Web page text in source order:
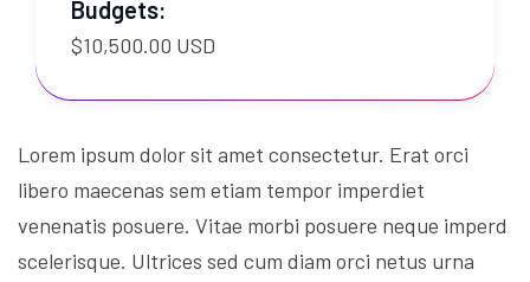
Budgets:
$10,500.00 USD
Lorem ipsum dolor sit amet consectetur. Erat orci
libero maecenas sem etiam tempor imperdiet
venenatis posuere. Vitae morbi posuere neque imperd
scelerisque. Ultrices sed cum diam orci netus urna